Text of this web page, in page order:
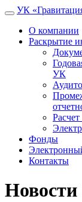
УК
О компании
Раскрытие
УК
Фонды
Контакты
Новости